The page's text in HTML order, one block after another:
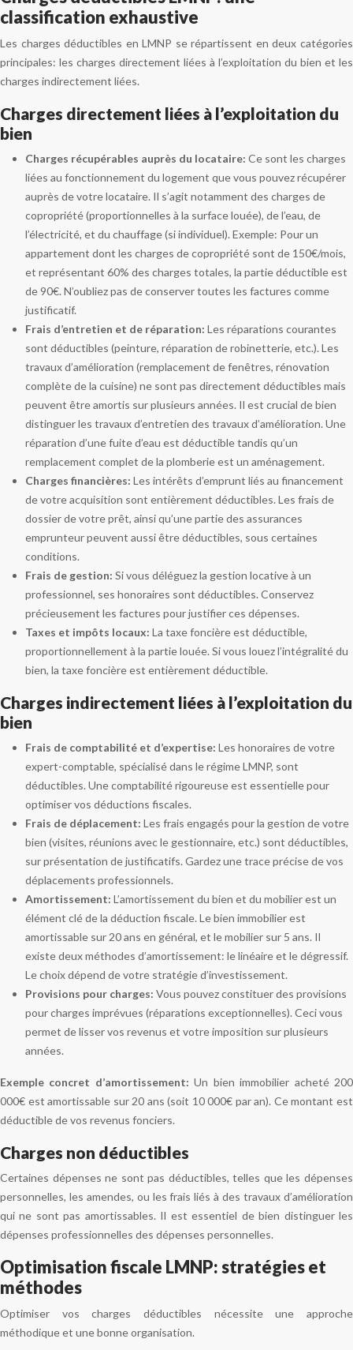
classification exhaustive
Les charges déductibles en LMNP se répartissent en deux catégories
principales: les charges directement liées à l’exploitation du bien et les
charges indirectement liées.
Charges directement liées à l’exploitation du
bien
Charges récupérables auprès du locataire: Ce sont les charges
liées au fonctionnement du logement que vous pouvez récupérer
auprès de votre locataire. Il s’agit notamment des charges de
copropriété (proportionnelles à la surface louée), de l’eau, de
l’électricité, et du chauffage (si individuel). Exemple: Pour un
appartement dont les charges de copropriété sont de 150€/mois,
et représentant 60% des charges totales, la partie déductible est
de 90€. N’oubliez pas de conserver toutes les factures comme
justificatif.
Frais d’entretien et de réparation: Les réparations courantes
sont déductibles (peinture, réparation de robinetterie, etc.). Les
travaux d’amélioration (remplacement de fenêtres, rénovation
complète de la cuisine) ne sont pas directement déductibles mais
peuvent être amortis sur plusieurs années. Il est crucial de bien
distinguer les travaux d’entretien des travaux d’amélioration. Une
réparation d’une fuite d’eau est déductible tandis qu’un
remplacement complet de la plomberie est un aménagement.
Charges financières: Les intérêts d’emprunt liés au financement
de votre acquisition sont entièrement déductibles. Les frais de
dossier de votre prêt, ainsi qu’une partie des assurances
emprunteur peuvent aussi être déductibles, sous certaines
conditions.
Frais de gestion: Si vous déléguez la gestion locative à un
professionnel, ses honoraires sont déductibles. Conservez
précieusement les factures pour justifier ces dépenses.
Taxes et impôts locaux: La taxe foncière est déductible,
proportionnellement à la partie louée. Si vous louez l’intégralité du
bien, la taxe foncière est entièrement déductible.
Charges indirectement liées à l’exploitation du
bien
Frais de comptabilité et d’expertise: Les honoraires de votre
expert-comptable, spécialisé dans le régime LMNP, sont
déductibles. Une comptabilité rigoureuse est essentielle pour
optimiser vos déductions fiscales.
Frais de déplacement: Les frais engagés pour la gestion de votre
bien (visites, réunions avec le gestionnaire, etc.) sont déductibles,
sur présentation de justificatifs. Gardez une trace précise de vos
déplacements professionnels.
Amortissement: L’amortissement du bien et du mobilier est un
élément clé de la déduction fiscale. Le bien immobilier est
amortissable sur 20 ans en général, et le mobilier sur 5 ans. Il
existe deux méthodes d’amortissement: le linéaire et le dégressif.
Le choix dépend de votre stratégie d’investissement.
Provisions pour charges: Vous pouvez constituer des provisions
pour charges imprévues (réparations exceptionnelles). Ceci vous
permet de lisser vos revenus et votre imposition sur plusieurs
années.
Exemple concret d’amortissement:Un bien immobilier acheté 200
000€ est amortissable sur 20 ans (soit 10 000€ par an). Ce montant est
déductible de vos revenus fonciers.
Charges non déductibles
Certaines dépenses ne sont pas déductibles, telles que les dépenses
personnelles, les amendes, ou les frais liés à des travaux d’amélioration
qui ne sont pas amortissables. Il est essentiel de bien distinguer les
dépenses professionnelles des dépenses personnelles.
Optimisation fiscale LMNP: stratégies et
méthodes
Optimiser vos charges déductibles nécessite une approche
méthodique et une bonne organisation.